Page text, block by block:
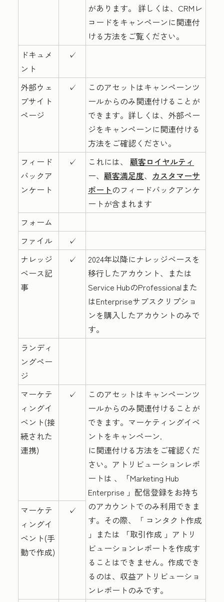
があります。 詳しくは、CRMレ
コードをキャンペーン に関連付
ける方法をご覧ください。
ドキュメ
ント
✓
外部ウェ
ブサイト
ページ
✓
このアセットはキャンペーンツ
ールからのみ関連付けることが
できます。詳しくは、外部ペー
ジをキャンペーン に関連付ける
方法をご確認ください。
フィード
バックア
ンケート
✓ これには、 顧客ロイヤルティ
ー、 顧客満足度、 カスタマーサ
ポートのフィードバックアンケ
ートが含まれます
フォーム
ファイル
✓
ナレッジ
ベース記
事
✓ 2024年以降にナレッジベースを
移行したアカウント、または
Service HubのProfessional また
はEnterpriseサブスクリプショ
ンを購入したアカウントのみで
す。
ランディ
ングペー
ジ
マーケテ
ィングイ
ベント(接
続された
連携)
✓
このアセットはキャンペーンツ
ールからのみ関連付けることが
できます。マーケティングイベ
ントをキャンペーン.
に関連付ける方法をご確認くだ
さい。アトリビューションレポ
ートは 、「Marketing Hub
Enterprise 」配信登録をお持ち
のアカウントでのみ利用できま
す。その際、「 コンタクト作成
」または
「取引作成 」アトリ
ビューションレポートを作成す
ることはできません。作成でき
るのは、収益アトリビューショ
ンレポートのみです。
マーケテ
ィングイ
ベント(手
動で作成)
✓